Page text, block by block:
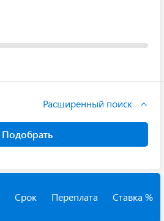
Расширенный поиск
Подобрать
Срок Переплата Ставка %